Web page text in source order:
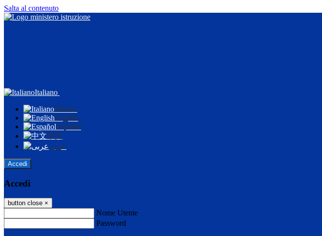
Salta al contenuto
Italiano
Italiano
English
Español
中文
عربى
Accedi
Accedi
button close ×
Nome Utente
Password